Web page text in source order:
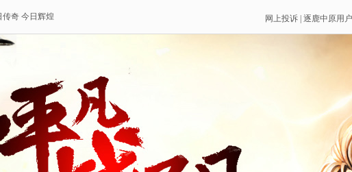
奇 今日辉煌 网上投诉 逐鹿中原用